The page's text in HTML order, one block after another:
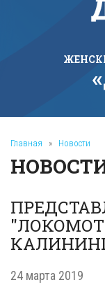
Главная » Новости
24 марта 2019